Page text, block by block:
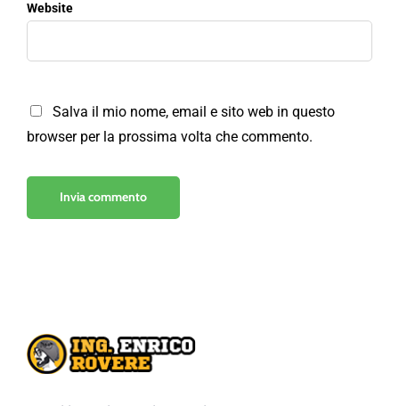
Website
Salva il mio nome, email e sito web in questo
browser per la prossima volta che commento.